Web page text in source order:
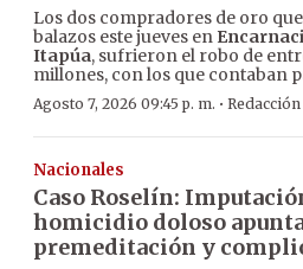
Los dos compradores de oro
balazos este jueves en
Itapúa, sufrieron el robo de
millones, con los que contaban
Agosto 7, 2026 09:45 p. m. · Redacción
Nacionales
Caso Roselín:
homicidio doloso
premeditación y